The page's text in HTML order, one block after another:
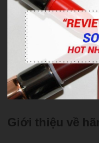
Giới thiệu về